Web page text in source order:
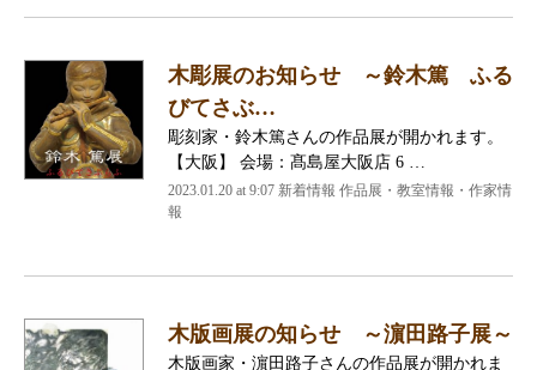
木彫展のお知らせ ～鈴木篤 ふる
びてさぶ…
彫刻家・鈴木篤さんの作品展が開かれます。
【大阪】 会場：髙島屋大阪店 6 …
2023.01.20 at 9:07 新着情報 作品展・教室情報・作家情
報
木版画展の知らせ ～濵田路子展～
木版画家・濵田路子さんの作品展が開かれま